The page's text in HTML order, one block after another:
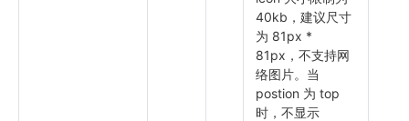
40kb，建议尺寸
为 81px *
81px，不支持网
络图片。当
postion 为 top
时，不显示